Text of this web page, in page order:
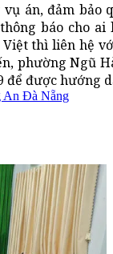
án, đảm bảo
báo cho
thì liên hệ
phường Ngũ
để được hướng
An Đà Nẵng